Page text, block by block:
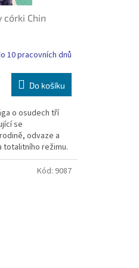
córki Chin
10 pracovních dnů
Do košíku
o osudech tří
se
odvaze a
totalitního režimu.
Kód: 9087